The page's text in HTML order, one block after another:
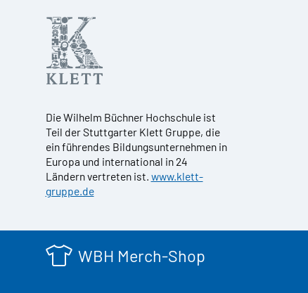
Die Wilhelm Büchner Hochschule ist
Teil der Stuttgarter Klett Gruppe, die
ein führendes Bildungsunternehmen in
Europa und international in 24
Ländern vertreten ist. www.klett-
gruppe.de
WBH Merch-Shop